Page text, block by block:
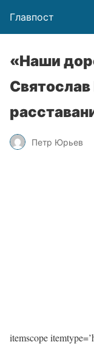
Главпост
«Наши
Петр Юрьев
itemscope